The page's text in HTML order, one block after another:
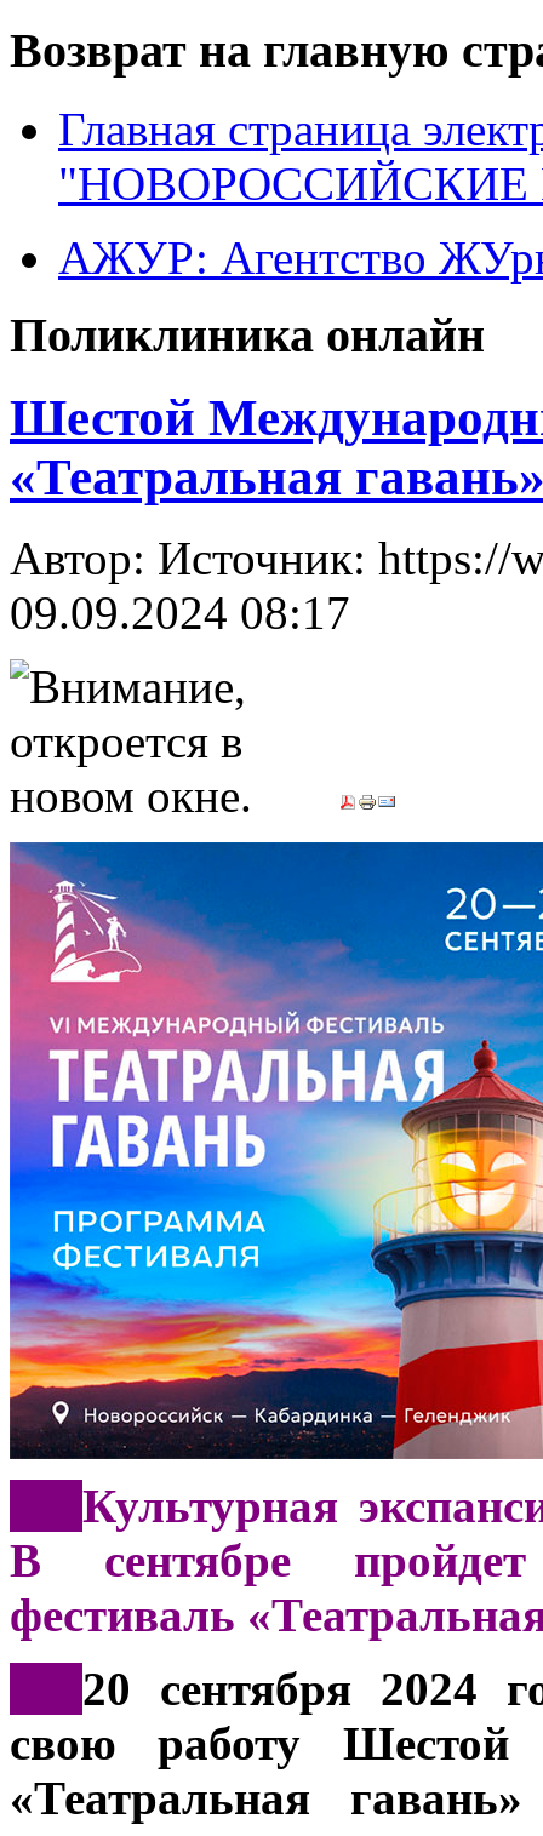
Возврат на главную
Главная страница
"НОВОРОССИЙСКИЕ
АЖУР: Агентство
Поликлиника онлайн
Шестой
«Театральная
Автор: Источник: https://
09.09.2024 08:17
Культурная
В сентябре
фестиваль
20 сентября 2024
свою работу Шестой
«Театральная